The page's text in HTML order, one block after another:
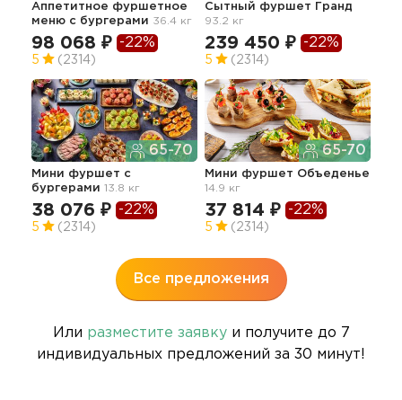
Аппетитное фуршетное
меню с бургерами 36.4 кг
98 068 ₽ -22%
5 (2314)
Сытный фуршет Гранд
93.2 кг
239 450 ₽ -22%
5 (2314)
65-70
Мини фуршет с
бургерами 13.8 кг
38 076 ₽ -22%
5 (2314)
65-70
Мини фуршет Объеденье
14.9 кг
37 814 ₽ -22%
5 (2314)
Все предложения
Или разместите заявкуи получите до 7
индивидуальных предложений за 30 минут!